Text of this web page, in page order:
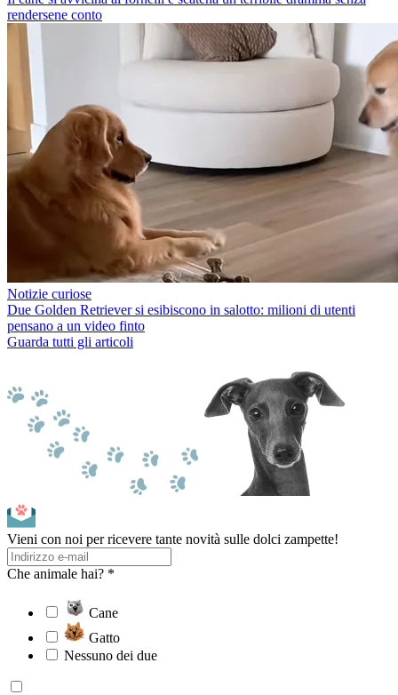
rendersene conto
Notizie curiose
Due Golden Retriever si esibiscono in salotto: milioni di utenti
pensano a un video finto
Guarda tutti gli articoli
Vieni con noi per ricevere tante novità sulle dolci zampette!
Che animale hai? *
Cane
Gatto
Nessuno dei due